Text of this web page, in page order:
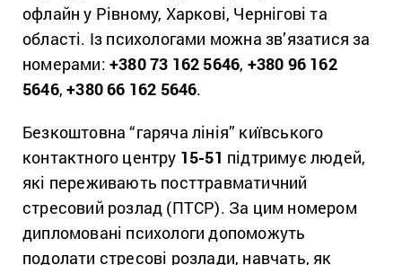
офлайн у Рівному, Харкові, Чернігові та
області. Із психологами можна зв’язатися за
номерами: +380 73 162 5646, +380 96 162
5646,+380 66 162 5646.
Безкоштовна “гаряча лінія” київського
контактного центру 15-51 підтримує людей,
які переживають посттравматичний
стресовий розлад (ПТСР). За цим номером
дипломовані психологи допоможуть
подолати стресові розлади, навчать, як